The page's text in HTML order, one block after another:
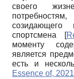
своего
спортсмена
[
моменту
является
есть и
Essence of, 2021